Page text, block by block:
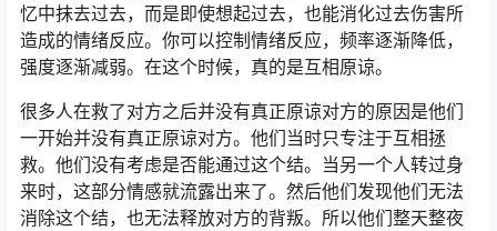
忆中抹去过去，而是即使想起过去，也能消化过去伤害所
造成的情绪反应。你可以控制情绪反应，频率逐渐降低，
强度逐渐减弱。在这个时候，真的是互相原谅。
很多人在救了对方之后并没有真正原谅对方的原因是他们
一开始并没有真正原谅对方。他们当时只专注于互相拯
救。他们没有考虑是否能通过这个结。当另一个人转过身
来时，这部分情感就流露出来了。然后他们发现他们无法
消除这个结，也无法释放对方的背叛。所以他们整天整夜